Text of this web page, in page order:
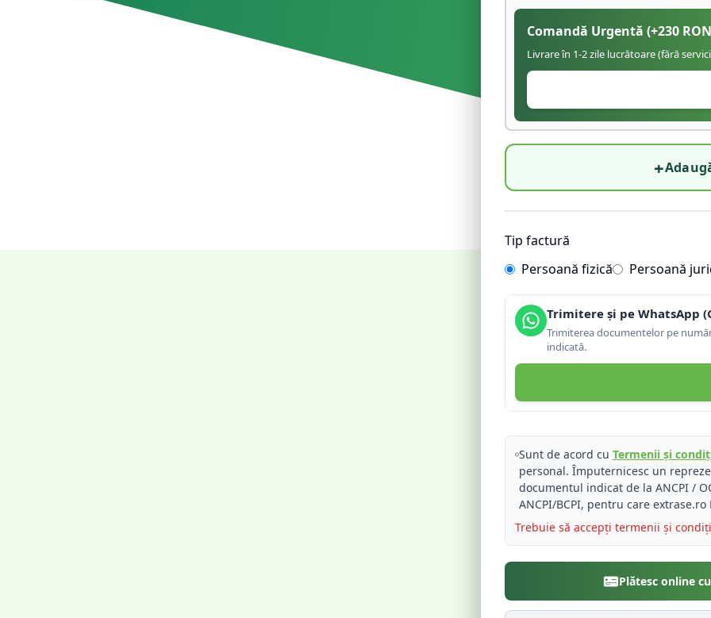
Comandă Urgentă (+230
Livrare în 1-2 zile lucrătoare (fără
+
Tip factură
Persoană fizică
Persoană
Trimitere și pe WhatsApp
Trimiterea documentelor pe
indicată.
Sunt de acord cu Termenii și
personal. Împuternicesc un
documentul indicat de la ANCPI /
ANCPI/BCPI, pentru care
Trebuie să accepți termenii și
Plătesc online